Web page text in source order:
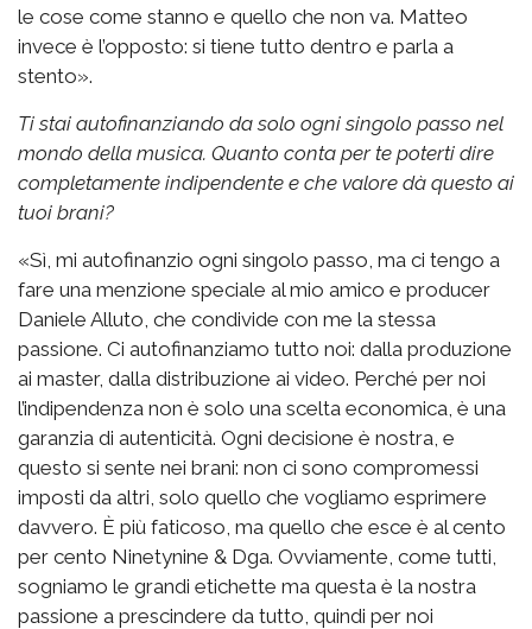
le cose come stanno e quello che non va. Matteo
invece è l’opposto: si tiene tutto dentro e parla a
stento».
Ti stai autofinanziando da solo ogni singolo passo nel
mondo della musica. Quanto conta per te poterti dire
completamente indipendente e che valore dà questo ai
tuoi brani?
«Sì, mi autofinanzio ogni singolo passo, ma ci tengo a
fare una menzione speciale al mio amico e producer
Daniele Alluto, che condivide con me la stessa
passione. Ci autofinanziamo tutto noi: dalla produzione
ai master, dalla distribuzione ai video. Perché per noi
l’indipendenza non è solo una scelta economica, è una
garanzia di autenticità. Ogni decisione è nostra, e
questo si sente nei brani: non ci sono compromessi
imposti da altri, solo quello che vogliamo esprimere
davvero. È più faticoso, ma quello che esce è al cento
per cento Ninetynine & Dga. Ovviamente, come tutti,
sogniamo le grandi etichette ma questa è la nostra
passione a prescindere da tutto, quindi per noi